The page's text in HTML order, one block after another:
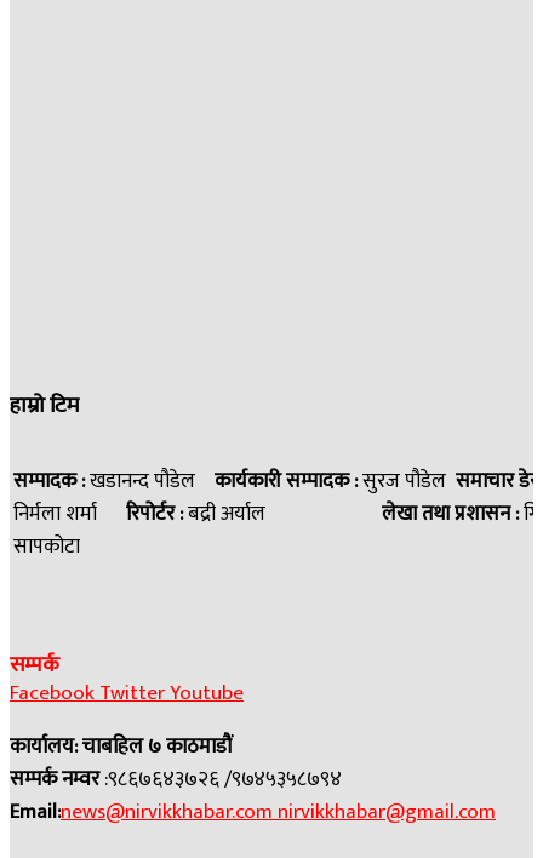
हाम्रो टिम
सम्पादक :खडानन्द पौडेल कार्यकारी सम्पादक :सुरज पौडेल समाचार
निर्मला शर्मा रिपोर्टर :बद्री अर्याल लेखा तथा प्रशासन :
सापकोटा
सम्पर्क
FacebookTwitterYoutube
कार्यालय: चाबहिल ७ काठमाडौं
सम्पर्क नम्वर:९८६७६४३७२६ /९७४५३५८७९४
Email:news@nirvikkhabar.comnirvikkhabar@gmail.com